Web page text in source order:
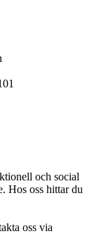
och social
Hos oss hittar du
oss via